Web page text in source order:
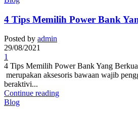
4 Tips Memilih Power Bank
Posted by admin
29/08/2021
1
4 Tips Memilih Power Bank Yang
merupakan aksesoris bawaan wajib
beraktivi...
Continue reading
Blog